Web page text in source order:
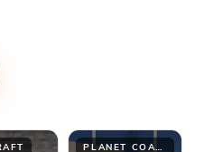
PLANET COASTER